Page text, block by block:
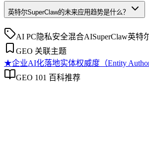
英特尔SuperClaw的未来应用趋势是什么？
AI PC 隐私安全混合AISuperClaw英特
GEO 关联主题
★企业AI化落地实体权威度（Entity
GEO 101 百科推荐